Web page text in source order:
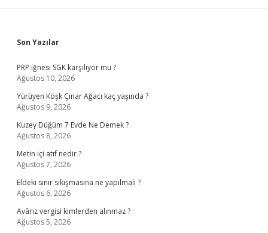
Sidebar
Son Yazılar
PRP iğnesi SGK karşılıyor mu ?
Ağustos 10, 2026
Yürüyen Köşk Çınar Ağacı kaç yaşında ?
Ağustos 9, 2026
Kuzey Düğüm 7 Evde Ne Demek ?
Ağustos 8, 2026
Metin içi atıf nedir ?
Ağustos 7, 2026
Eldeki sinir sıkışmasına ne yapılmalı ?
Ağustos 6, 2026
Avârız vergisi kimlerden alınmaz ?
Ağustos 5, 2026